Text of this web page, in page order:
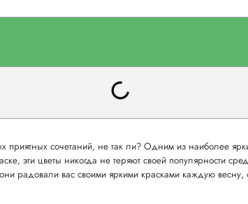
сочетаний, не так ли? Одним из наиболее
эти цветы никогда не теряют своей популярности
радовали вас своими яркими красками каждую